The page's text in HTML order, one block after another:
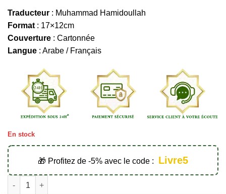
Traducteur : Muhammad Hamidoullah
Format : 17×12cm
Couverture : Cartonnée
Langue : Arabe / Français
En stock
🎁 Profitez de -5% avec le code : Livre5
quantité de Le Coran violet (arabe-français) - Éditions Sana